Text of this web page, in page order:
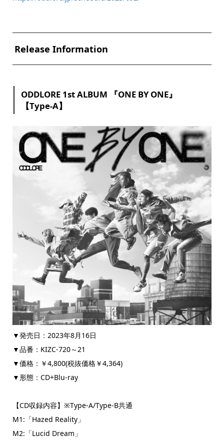
Release Information
ODDLORE 1st ALBUM 『ONE BY ONE』
【Type-A】
▼発売日：2023年8月16日
▼品番：KIZC-720～21
▼価格：￥4,800(税抜価格￥4,364)
▼形態：CD+Blu-ray
【CD収録内容】※Type-A/Type-B共通
M1:「Hazed Reality」
M2:「Lucid Dream」